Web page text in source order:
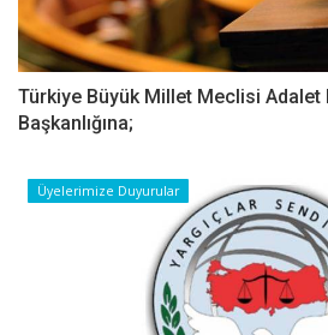
Türkiye Büyük Millet Meclisi Adalet
Başkanlığına;
Üyelerimize Duyurular